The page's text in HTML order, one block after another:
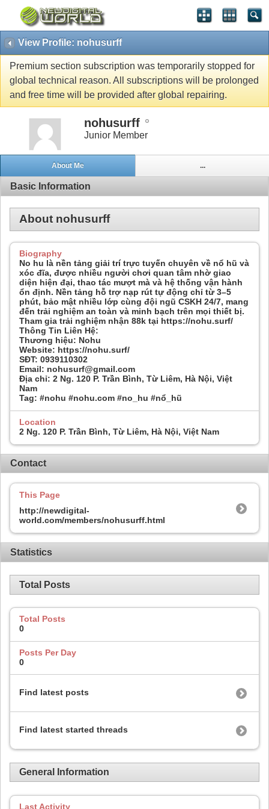
View Profile: nohusurff
Premium section subscription was temporarily stopped for
global technical reason. All subscriptions will be prolonged
and free time will be provided after global repairing.
nohusurff
Junior Member
About Me ...
Basic Information
About nohusurff
Biography
No hu là nền tảng giải trí trực tuyến chuyên về nổ hũ và
xóc đĩa, được nhiều người chơi quan tâm nhờ giao
diện hiện đại, thao tác mượt mà và hệ thống vận hành
ổn định. Nền tảng hỗ trợ nạp rút tự động chỉ từ 3–5
phút, bảo mật nhiều lớp cùng đội ngũ CSKH 24/7, mang
đến trải nghiệm an toàn và minh bạch trên mọi thiết bị.
Tham gia trải nghiệm nhận 88k tại https://nohu.surf/
Thông Tin Liên Hệ:
Thương hiệu: Nohu
Website: https://nohu.surf/
SĐT: 0939110302
Email: nohusurf@gmail.com
Địa chỉ: 2 Ng. 120 P. Trần Bình, Từ Liêm, Hà Nội, Việt
Nam
Tag: #nohu #nohu.com #no_hu #nổ_hũ
Location
2 Ng. 120 P. Trần Bình, Từ Liêm, Hà Nội, Việt Nam
Contact
This Page
http://newdigital-
world.com/members/nohusurff.html
Statistics
Total Posts
Total Posts
0
Posts Per Day
0
Find latest posts
Find latest started threads
General Information
Last Activity